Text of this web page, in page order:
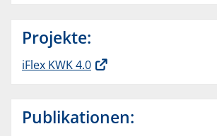
Projekte:
iFlex KWK 4.0
Publikationen: